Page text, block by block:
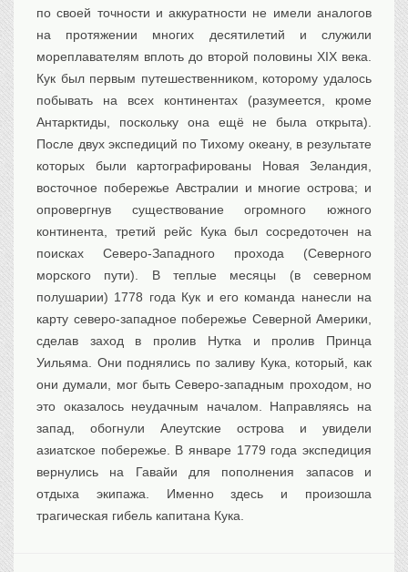
по своей точности и аккуратности не имели аналогов
на протяжении многих десятилетий и служили
мореплавателям вплоть до второй половины XIX века.
Кук был первым путешественником, которому удалось
побывать на всех континентах (разумеется, кроме
Антарктиды, поскольку она ещё не была открыта).
После двух экспедиций по Тихому океану, в результате
которых были картографированы Новая Зеландия,
восточное побережье Австралии и многие острова; и
опровергнув существование огромного южного
континента, третий рейс Кука был сосредоточен на
поисках Северо-Западного прохода (Северного
морского пути). В теплые месяцы (в северном
полушарии) 1778 года Кук и его команда нанесли на
карту северо-западное побережье Северной Америки,
сделав заход в пролив Нутка и пролив Принца
Уильяма. Они поднялись по заливу Кука, который, как
они думали, мог быть Северо-западным проходом, но
это оказалось неудачным началом. Направляясь на
запад, обогнули Алеутские острова и увидели
азиатское побережье. В январе 1779 года экспедиция
вернулись на Гавайи для пополнения запасов и
отдыха экипажа. Именно здесь и произошла
трагическая гибель капитана Кука.